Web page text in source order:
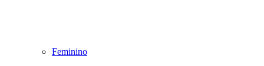
Feminino